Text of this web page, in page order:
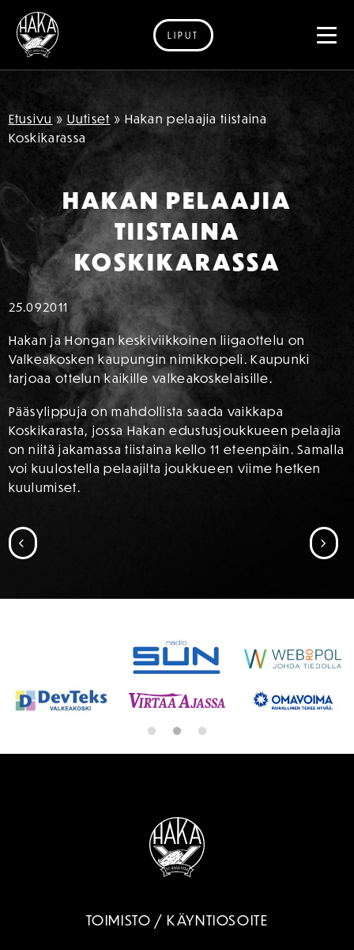
Siirry sisältöön
LIPUT
Etusivu » Uutiset » Hakan pelaajia tiistaina
Koskikarassa
HAKAN PELAAJIA
TIISTAINA
KOSKIKARASSA
25.092011
Hakan ja Hongan keskiviikkoinen liigaottelu on
Valkeakosken kaupungin nimikkopeli. Kaupunki
tarjoaa ottelun kaikille valkeakoskelaisille.
Pääsylippuja on mahdollista saada vaikkapa
Koskikarasta, jossa Hakan edustusjoukkueen pelaajia
on niitä jakamassa tiistaina kello 11 eteenpäin. Samalla
voi kuulostella pelaajilta joukkueen viime hetken
kuulumiset.
SIIRRY EDELLISEEN
TOIMISTO / KÄYNTIOSOITE